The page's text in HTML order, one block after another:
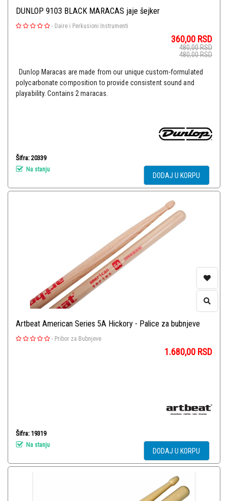
DUNLOP 9103 BLACK MARACAS jaje šejker
- Daire i Perkusioni Instrumenti
360,00 RSD
480,00RSD
480,00RSD
Dunlop Maracas are made from our unique custom-formulated
polycarbonate composition to provide consistent sound and
playability. Contains 2 maracas.
Šifra: 20339
Na stanju
DODAJ U KORPU
Artbeat American Series 5A Hickory - Palice za bubnjeve
- Pribor za Bubnjeve
1.680,00 RSD
Šifra: 19319
Na stanju
DODAJ U KORPU